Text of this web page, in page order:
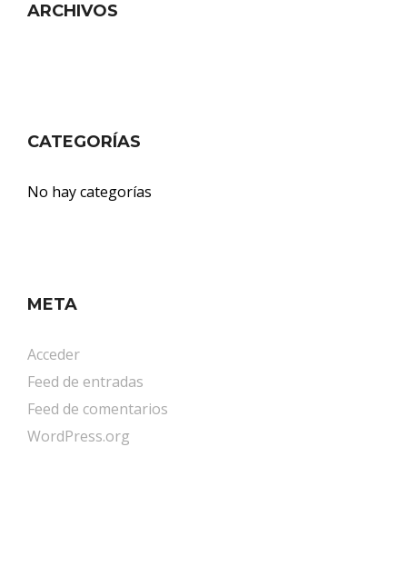
ARCHIVOS
CATEGORÍAS
No hay categorías
META
Acceder
Feed de entradas
Feed de comentarios
WordPress.org